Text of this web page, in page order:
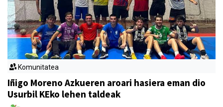
Komunitatea
Iñigo Moreno Azkueren aroari hasiera eman dio
Usurbil KEko lehen taldeak